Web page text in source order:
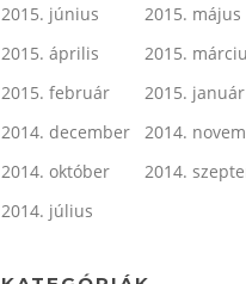
2015. június
2015. május
2015. április
2015.
2015. február
2015. január
2014. december
2014.
2014. október
2014.
2014. július